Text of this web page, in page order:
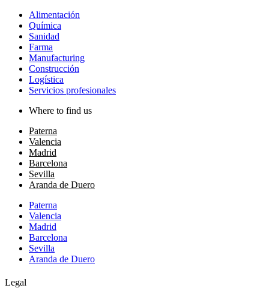
Alimentación
Química
Sanidad
Farma
Manufacturing
Construcción
Logística
Servicios profesionales
Where to find us
Paterna
Valencia
Madrid
Barcelona
Sevilla
Aranda de Duero
Paterna
Valencia
Madrid
Barcelona
Sevilla
Aranda de Duero
Legal